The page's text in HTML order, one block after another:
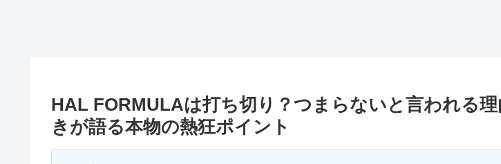
HAL FORMULAは打ち切り？つまらないと言われる
きが語る本物の熱狂ポイント